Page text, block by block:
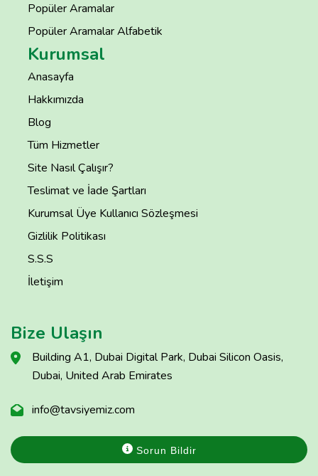
Popüler Aramalar
Popüler Aramalar Alfabetik
Kurumsal
Anasayfa
Hakkımızda
Blog
Tüm Hizmetler
Site Nasıl Çalışır?
Teslimat ve İade Şartları
Kurumsal Üye Kullanıcı Sözleşmesi
Gizlilik Politikası
S.S.S
İletişim
Bize Ulaşın
Building A1, Dubai Digital Park, Dubai Silicon Oasis,
Dubai, United Arab Emirates
info@tavsiyemiz.com
Sorun Bildir